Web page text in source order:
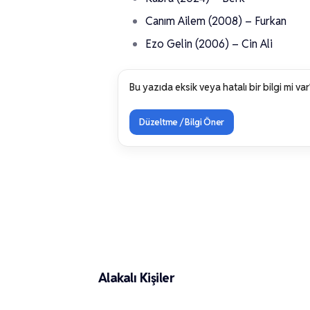
Canım Ailem (2008) – Furkan
Ezo Gelin (2006) – Cin Ali
Bu yazıda eksik veya hatalı bir bilgi mi
Düzeltme / Bilgi Öner
Alakalı Kişiler
Kerimcan Kamal